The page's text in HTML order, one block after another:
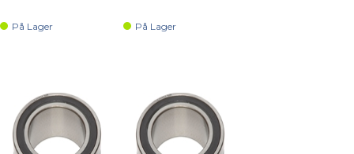
På Lager På Lager